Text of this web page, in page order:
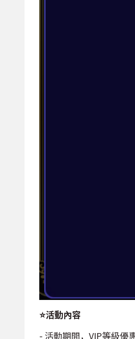
⭐活動內容
- 活動期間，VIP等級優